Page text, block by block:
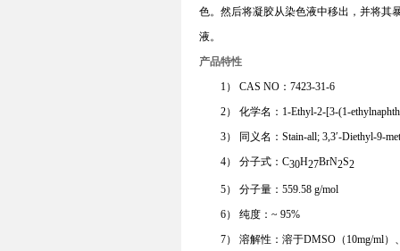
色。然后将凝胶从染色液中移出，并将其
液。
产品特性
1） CAS NO：7423-31-6
2） 化学名：1-Ethyl-2-[3-(1-
3） 同义名：Stain-all; 3,3′-Diethyl-9-
4） 分子式：C30H27BrN2S2
5） 分子量：559.58 g/mol
6） 纯度：~ 95%
7） 溶解性： 溶于DMSO （10mg/ml）